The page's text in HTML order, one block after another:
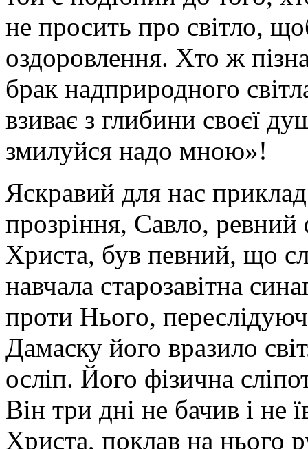
не просить про світло,
оздоровлення. Хто ж
брак надприродного
взиває з глибини своєї
змилуйся надо мною»!
Яскравий для нас
прозріння, Савло, ревний
Христа, був певний, що
навчала старозавітна
проти Нього,
Дамаску його вразило
осліп. Його фізична
Він три дні не бачив і не
Христа, поклав на нього